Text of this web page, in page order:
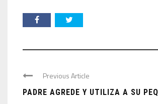
Previous Article
PADRE AGREDE Y UTILIZA A SU